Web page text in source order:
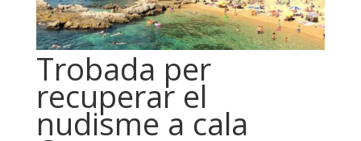
Trobada per
recuperar el
nudisme a cala